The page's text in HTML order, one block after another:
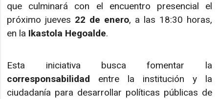
que culminará con el encuentro presencial el
próximo jueves 22 de enero, a las 18:30 horas,
en la Ikastola Hegoalde.
Esta iniciativa busca fomentar la
corresponsabilidad entre la institución y la
ciudadanía para desarrollar políticas públicas de